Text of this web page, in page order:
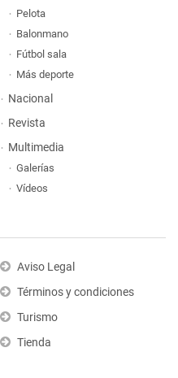
Pelota
Balonmano
Fútbol sala
Más deporte
Nacional
Revista
Multimedia
Galerías
Vídeos
Aviso Legal
Términos y condiciones
Turismo
Tienda